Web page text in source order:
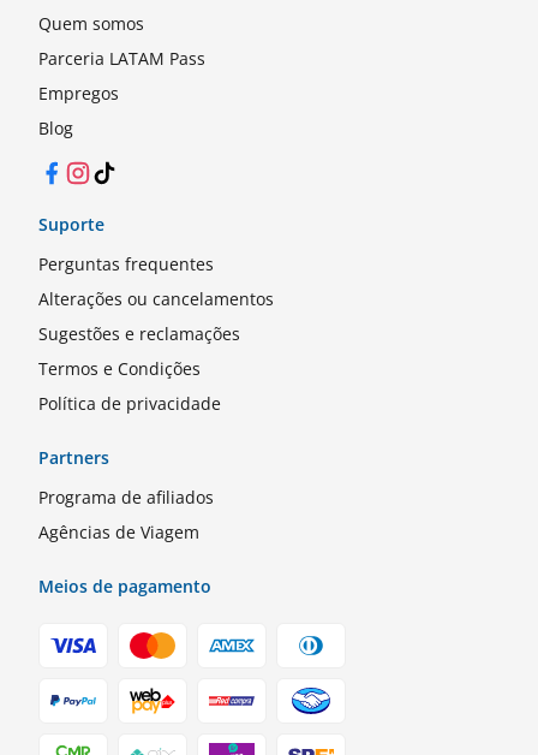
Quem somos
Parceria LATAM Pass
Empregos
Blog
Facebook
Instagram
TikTok
Suporte
Perguntas frequentes
Alterações ou cancelamentos
Sugestões e reclamações
Termos e Condições
Política de privacidade
Partners
Programa de afiliados
Agências de Viagem
Meios de pagamento